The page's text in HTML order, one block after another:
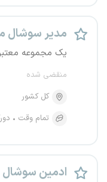
مدیر سوشال
یک مجموعه
منقضی شده
کل کشور
تمام وقت
ادمین